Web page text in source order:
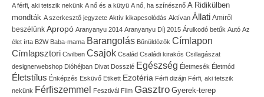
A férfi, aki tetszik nekünk A nő és a kütyü A nő, ha színésznő A Ridikülben
mondták A szerkesztő jegyzete Aktív kikapcsolódás Aktívan Állati Amiről
beszélünk Apropó Aranyanyu 2014 Aranyanyu Díj 2015 Árulkodó betűk Autó Az
élet írta B2W Baba-mama Barangolás Bűnüldözők Címlapon
Címlapsztori Civilben Csajok Család Családi kirakós Csillagászat
designerwebshop Dióhéjban Divat Dosszié Egészség Életmesék Életmód
Életstílus Énképzés Esküvő Etikett Ezotéria Férfi dizájn Férfi, aki tetszik
nekünk Férfiszemmel Fesztivál Film Gasztro Gyerek-terep